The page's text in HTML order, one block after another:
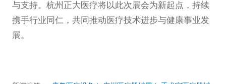
与支持。杭州正大医疗将以此次展会为新起点，持续
携手行业同仁，共同推动医疗技术进步与健康事业发
展。